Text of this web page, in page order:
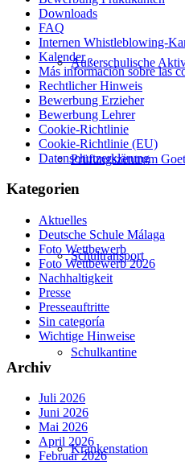
Außerschulische
Prüfungszentrum
Schultransport
Schulkantine
Krankenstation
Downloads
FAQ
Internen Whistleblowing-
Kalender
Más información sobre las
Rechtlicher Hinweis
Bewerbung Erzieher
Bewerbung Lehrer
Cookie-Richtlinie
Cookie-Richtlinie (EU)
Datenschutzerklärung
Kategorien
Aktuelles
Deutsche Schule Málaga
Foto Wettbewerb
Foto Wettbewerb 2026
Nachhaltigkeit
Presse
Presseauftritte
Sin categoría
Wichtige Hinweise
Archiv
Juli 2026
Juni 2026
Mai 2026
April 2026
Februar 2026